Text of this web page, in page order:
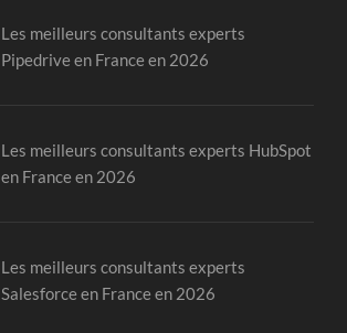
Les meilleurs consultants experts
Pipedrive en France en 2026
Les meilleurs consultants experts HubSpot
en France en 2026
Les meilleurs consultants experts
Salesforce en France en 2026